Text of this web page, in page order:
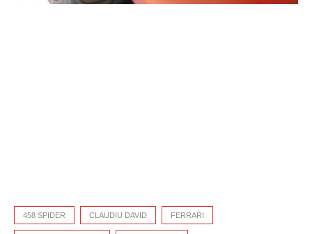
458 SPIDER CLAUDIU DAVID FERRARI